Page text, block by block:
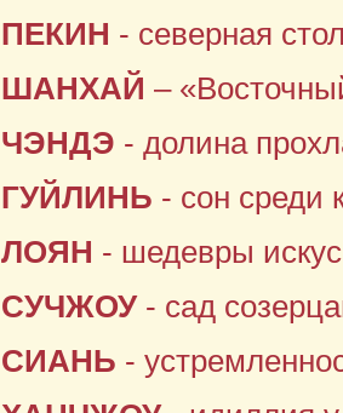
ПЕКИН - северная
ШАНХАЙ –
ЧЭНДЭ - долина
ГУЙЛИНЬ - сон среди
ЛОЯН - шедевры
СУЧЖОУ- сад
СИАНЬ -